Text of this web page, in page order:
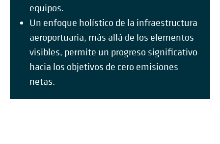
equipos.
Un enfoque holístico de la infraestructura
aeroportuaria, más allá de los elementos
visibles, permite un progreso significativo
hacia los objetivos de cero emisiones
netas.